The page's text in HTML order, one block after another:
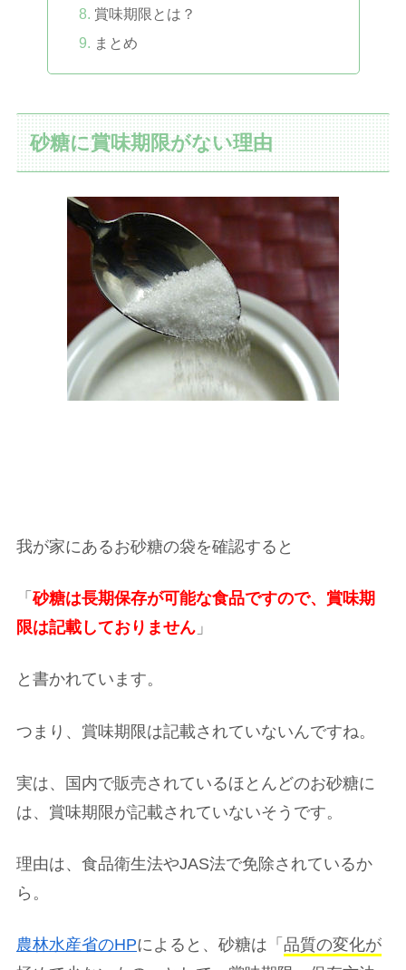
賞味期限とは？
まとめ
砂糖に賞味期限がない理由
我が家にあるお砂糖の袋を確認すると
「砂糖は長期保存が可能な食品ですので、賞味期
限は記載しておりません 」
と書かれています。
つまり、賞味期限は記載されていないんですね。
実は、国内で販売されているほとんどのお砂糖に
は、賞味期限が記載されていないそうです。
理由は、食品衛生法やJAS法で免除されているか
ら。
農林水産省のHPによると、砂糖は「 品質の変化が